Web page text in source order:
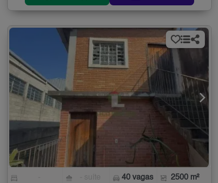
40 vagas 2500 m²